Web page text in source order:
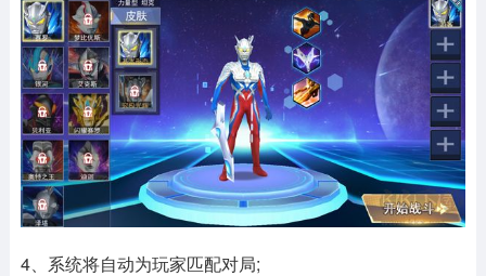
4、系统将自动为玩家匹配对局;